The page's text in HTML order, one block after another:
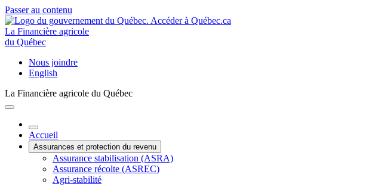
Passer au contenu
La Financière agricole
du Québec
Nous joindre
English
La Financière agricole du Québec
Accueil
Assurances et protection du revenu
Assurance stabilisation (ASRA)
Assurance récolte (ASREC)
Agri-stabilité